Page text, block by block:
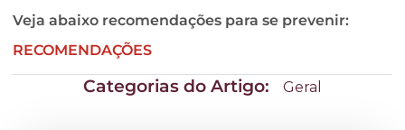
Veja abaixo recomendações para se prevenir:
RECOMENDAÇÕES
Categorias do Artigo: Geral